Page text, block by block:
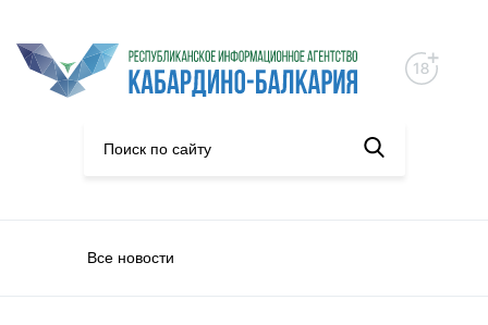
Все новости